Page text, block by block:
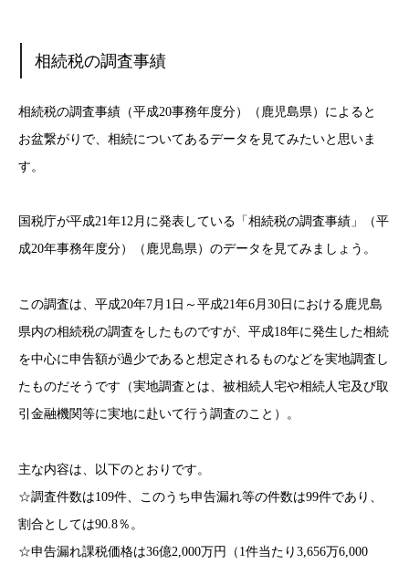
相続税の調査事績
相続税の調査事績（平成20事務年度分）（鹿児島県）によると
お盆繋がりで、相続についてあるデータを見てみたいと思いま
す。
国税庁が平成21年12月に発表している「相続税の調査事績」（平
成20年事務年度分）（鹿児島県）のデータを見てみましょう。
この調査は、平成20年7月1日～平成21年6月30日における鹿児島
県内の相続税の調査をしたものですが、平成18年に発生した相続
を中心に申告額が過少であると想定されるものなどを実地調査し
たものだそうです（実地調査とは、被相続人宅や相続人宅及び取
引金融機関等に実地に赴いて行う調査のこと）。
主な内容は、以下のとおりです。
☆調査件数は109件、このうち申告漏れ等の件数は99件であり、
割合としては90.8％。
☆申告漏れ課税価格は36億2,000万円（1件当たり3,656万6,000